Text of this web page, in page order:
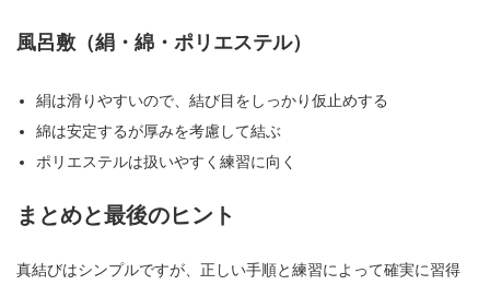
風呂敷（絹・綿・ポリエステル）
絹は滑りやすいので、結び目をしっかり仮止めする
綿は安定するが厚みを考慮して結ぶ
ポリエステルは扱いやすく練習に向く
まとめと最後のヒント
真結びはシンプルですが、正しい手順と練習によって確実に習得